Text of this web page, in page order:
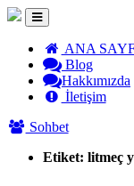
ANA
Blog
Hakkımızda
İletişim
Sohbet
Etiket: litmeç